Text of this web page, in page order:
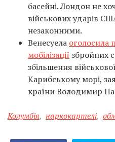
басейні. Лондон не
військових ударів
незаконними.
Венесуела оголосила
мобілізації збройних
збільшення
Карибському морі,
країни Володимир
Колумбія, наркокартелі,